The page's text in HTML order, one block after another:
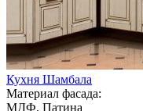
Кухня Шамбала
Материал фасада:
МДФ, Патина